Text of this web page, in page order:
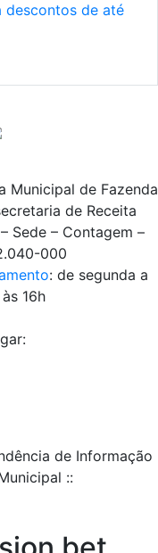
descontos de até
Municipal de Fazenda
de Receita
Sede – Contagem –
000
: de segunda a
16h
de Informação
::